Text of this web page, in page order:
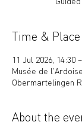
Time & Place
11 Jul 2026, 14:30
Musée de
Obermartelingen
About the